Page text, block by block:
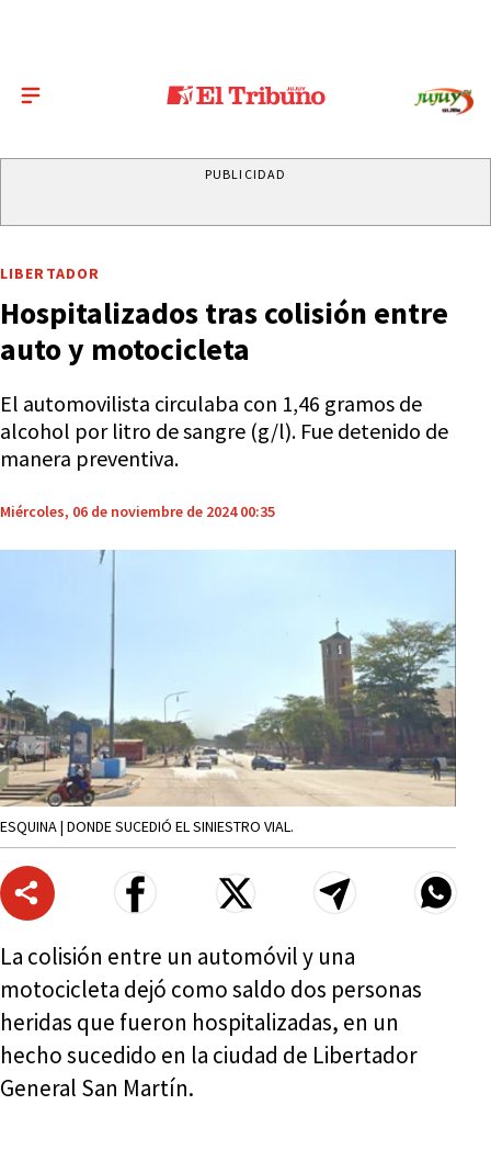
PUBLICIDAD
LIBERTADOR
Hospitalizados tras colisión entre
auto y motocicleta
El automovilista circulaba con 1,46 gramos de
alcohol por litro de sangre (g/l). Fue detenido de
manera preventiva.
Miércoles, 06 de noviembre de 2024 00:35
ESQUINA | DONDE SUCEDIÓ EL SINIESTRO VIAL.
La colisión entre un automóvil y una
motocicleta dejó como saldo dos personas
heridas que fueron hospitalizadas, en un
hecho sucedido en la ciudad de Libertador
General San Martín.